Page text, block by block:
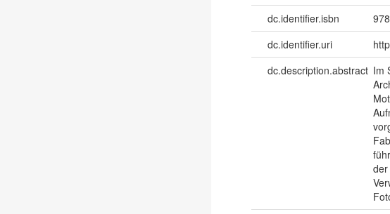
dc.identifier.isbn
dc.identifier.uri
dc.description.abstract Im